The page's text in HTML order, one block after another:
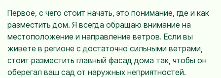
Первое, с чего стоит начать, это понимание, где и как
разместить дом. Я всегда обращаю внимание на
местоположение и направление ветров. Если вы
живете в регионе с достаточно сильными ветрами,
стоит разместить главный фасад дома так, чтобы он
оберегал ваш сад от наружных неприятностей.